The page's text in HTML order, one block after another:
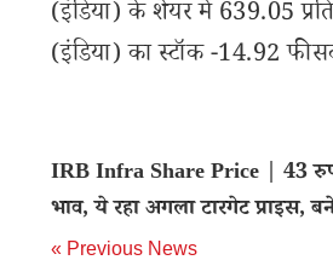
(इंडिया) के शेयर में 639.05
(इंडिया) का स्टॉक -14.92
IRB Infra Share Price | 43
भाव, ये रहा अगला टारगेट प्राइस,
« Previous News